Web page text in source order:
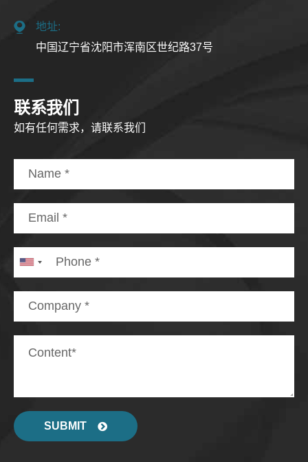
地址:
中国辽宁省沈阳市浑南区世纪路37号
联系我们
如有任何需求，请联系我们
SUBMIT